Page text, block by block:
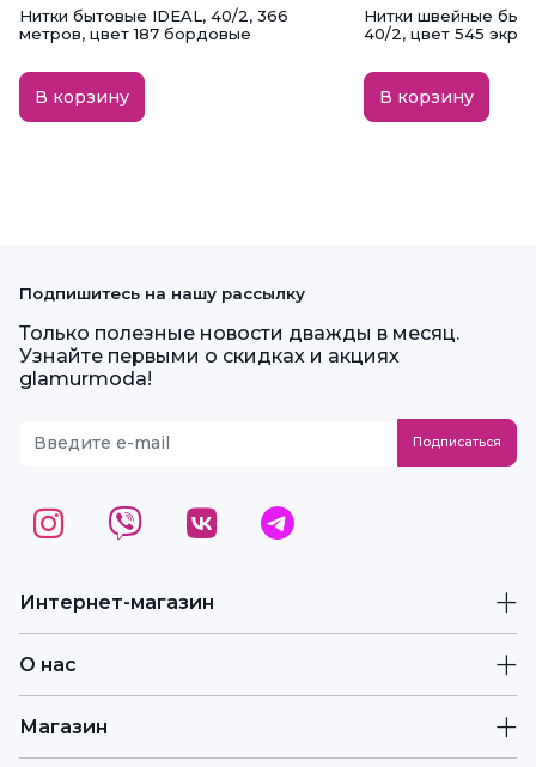
Нитки бытовые IDEAL, 40/2, 366
метров, цвет 187 бордовые
В корзину
Нитки швейные
40/2, цвет 545 экрю
В корзину
Интернет-магазин
О нас
Магазин
Подпишитесь на нашу рассылку
Только полезные новости дважды в месяц.
Узнайте первыми о скидках и акциях
glamurmoda!